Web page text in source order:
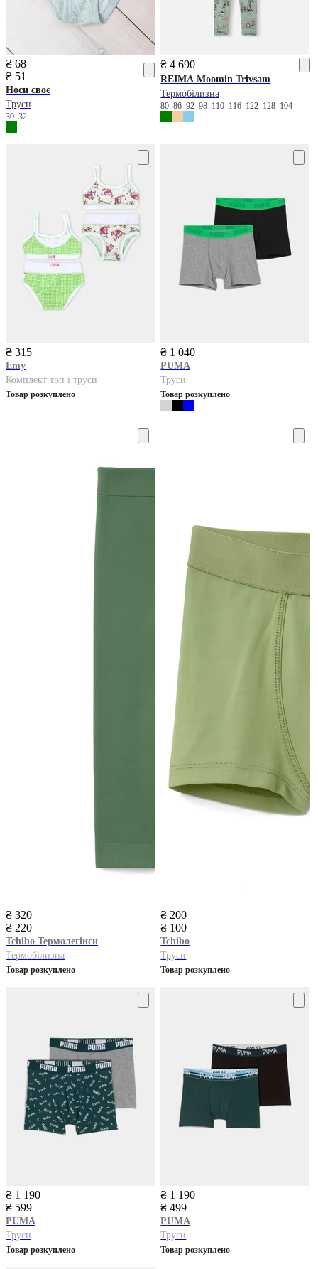
₴ 68
₴ 51
Носи своє
Труси
30 32
₴ 4 690
REIMA Moomin Trivsam
Термобілизна
80869298 110 116 122 128 104
₴ 315
Emy
Комплект топ і труси
Товар розкуплено
₴ 1 040
PUMA
Труси
Товар розкуплено
₴ 320
₴ 220
Tchibo Термолегінси
Термобілизна
Товар розкуплено
₴ 200
₴ 100
Tchibo
Труси
Товар розкуплено
₴ 1 190
₴ 599
PUMA
Труси
Товар розкуплено
₴ 1 190
₴ 499
PUMA
Труси
Товар розкуплено